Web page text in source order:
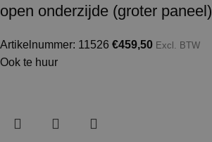
open onderzijde (groter paneel)
Artikelnummer: 11526 €459,50 Excl. BTW
Ook te huur